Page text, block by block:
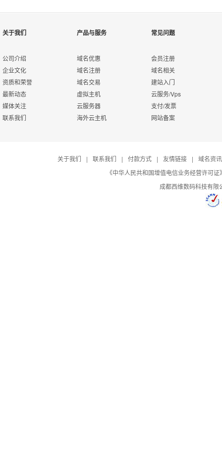
关于我们
公司介绍
企业文化
资质和荣誉
最新动态
媒体关注
联系我们
产品与服务
域名优惠
域名注册
域名交易
虚拟主机
云服务器
海外云主机
常见问题
会员注册
域名相关
建站入门
云服务/Vps
支付/发票
网站备案
关于我们 | 联系我们 | 付款方式 | 友情链接 |
域名资讯
《中华人民共和国增值电信业务经营许可
成都西维数码科技有限